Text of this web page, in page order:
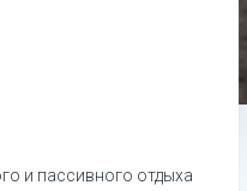
и пассивного отдыха